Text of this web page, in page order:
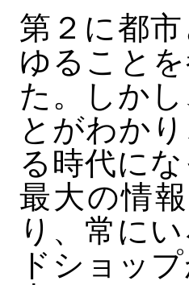
第２に都
ゆること
た。しか
とがわか
る時代に
最大の情
り、常に
ドショッ